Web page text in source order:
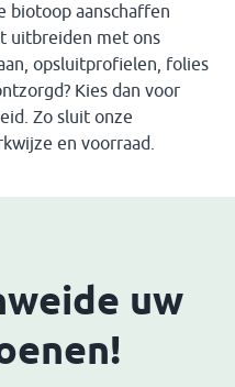
biotoop aanschaffen
uitbreiden met ons
opsluitprofielen, folies
Kies dan voor
Zo sluit onze
en voorraad.
uw